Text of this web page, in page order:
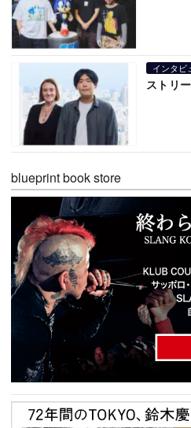
インタビ
ストリ
blueprint book store